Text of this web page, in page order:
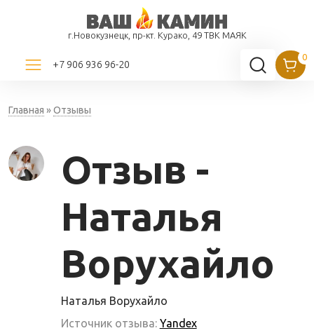
г.Новокузнецк, пр-кт. Курако, 49 ТВК МАЯК
+7 906 936 96-20
Главная »Отзывы
Отзыв -
Наталья
Ворухайло
Наталья Ворухайло
Источник отзыва: Yandex